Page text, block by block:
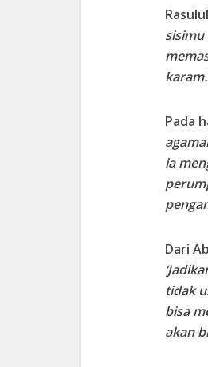
Pada
ia
Dari
tidak
bisa
akan